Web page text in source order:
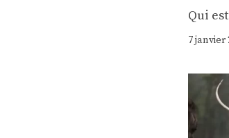
Qui
7 janvier